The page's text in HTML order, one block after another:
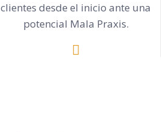
clientes desde el inicio ante una
potencial Mala Praxis.